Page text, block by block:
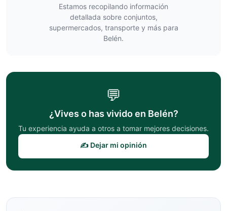
Estamos recopilando información
detallada sobre conjuntos,
supermercados, transporte y más para
Belén.
💬
¿Vives o has vivido en Belén?
Tu experiencia ayuda a otros a tomar mejores decisiones.
✍️ Dejar mi opinión